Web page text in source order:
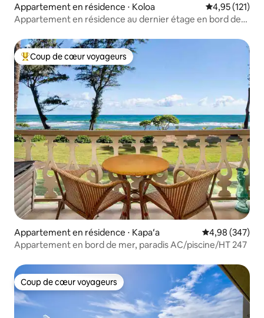
Appartement en résidence ⋅ Koloa Évaluation
4,95 (121)
Appartement en résidence au dernier étage en bord de
Coups de cœur voyageurs les plus appréciés
Coup de cœur voyageurs
Appartement en résidence ⋅ Kapaʻa Évaluation
4,98 (347)
Appartement en bord de mer, paradis AC/piscine/HT 247
Coup de cœur voyageurs
Coup de cœur voyageurs